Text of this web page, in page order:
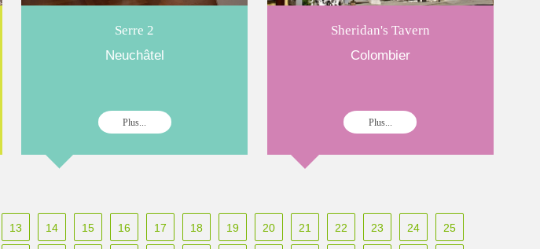
Serre 2
Neuchâtel
Plus...
Sheridan's Tavern
Colombier
Plus...
13 14 15 16 17 18 19 20 21 22 23 24 25